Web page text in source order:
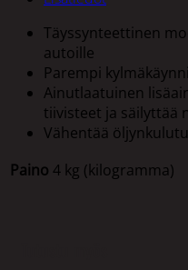
Täyssynteettinen
autoille
Parempi
Ainutlaatuinen
tiivisteet ja säilyttää
Vähentää
Paino 4 kg (kilogramma)